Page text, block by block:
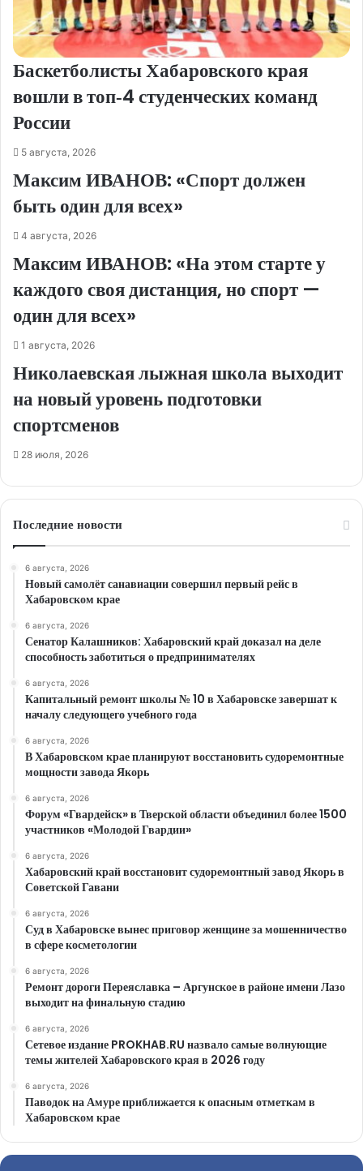
Баскетболисты Хабаровского края
вошли в топ‑4 студенческих команд
России
5 августа, 2026
Максим ИВАНОВ: «Спорт должен
быть один для всех»
4 августа, 2026
Максим ИВАНОВ: «На этом старте у
каждого своя дистанция, но спорт —
один для всех»
1 августа, 2026
Николаевская лыжная школа выходит
на новый уровень подготовки
спортсменов
28 июля, 2026
Последние новости
6 августа, 2026
Новый самолёт санавиации совершил первый рейс в
Хабаровском крае
6 августа, 2026
Сенатор Калашников: Хабаровский край доказал на деле
способность заботиться о предпринимателях
6 августа, 2026
Капитальный ремонт школы № 10 в Хабаровске завершат к
началу следующего учебного года
6 августа, 2026
В Хабаровском крае планируют восстановить судоремонтные
мощности завода Якорь
6 августа, 2026
Форум «Гвардейск» в Тверской области объединил более 1500
участников «Молодой Гвардии»
6 августа, 2026
Хабаровский край восстановит судоремонтный завод Якорь в
Советской Гавани
6 августа, 2026
Суд в Хабаровске вынес приговор женщине за мошенничество
в сфере косметологии
6 августа, 2026
Ремонт дороги Переяславка – Аргунское в районе имени Лазо
выходит на финальную стадию
6 августа, 2026
Сетевое издание PROKHAB.RU назвало самые волнующие
темы жителей Хабаровского края в 2026 году
6 августа, 2026
Паводок на Амуре приближается к опасным отметкам в
Хабаровском крае